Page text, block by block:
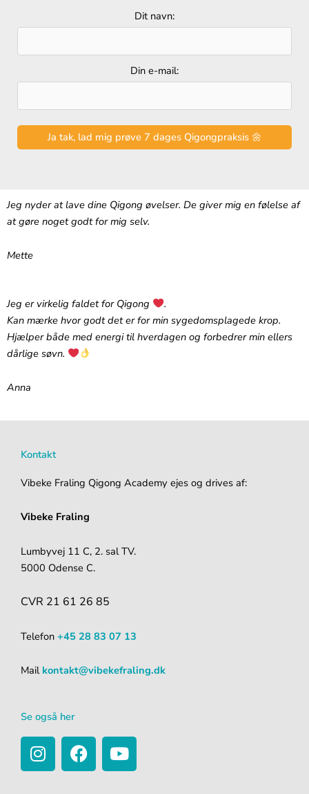
Dit navn:
Din e-mail:
Jeg nyder at lave dine Qigong øvelser. De giver mig en følelse af
at gøre noget godt for mig selv.
Mette
Jeg er virkelig faldet for Qigong
.‬
‪Kan mærke hvor godt det er for min sygedomsplagede krop.
Hjælper både med energi til hverdagen og forbedrer min ellers
dårlige søvn.
Anna
Kontakt
Vibeke Fraling Qigong Academy ejes og drives af:
Vibeke Fraling
Lumbyvej 11 C, 2. sal TV.
5000 Odense C.
CVR 21 61 26 85
Telefon +45 28 83 07 13
Mailkontakt@vibekefraling.dk
Se også her
I
n
s
F
a
c
Y
o
u